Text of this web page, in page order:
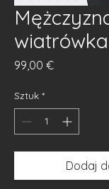
wiatrówka
99,00 €Cena
Sztuk *
Dodaj